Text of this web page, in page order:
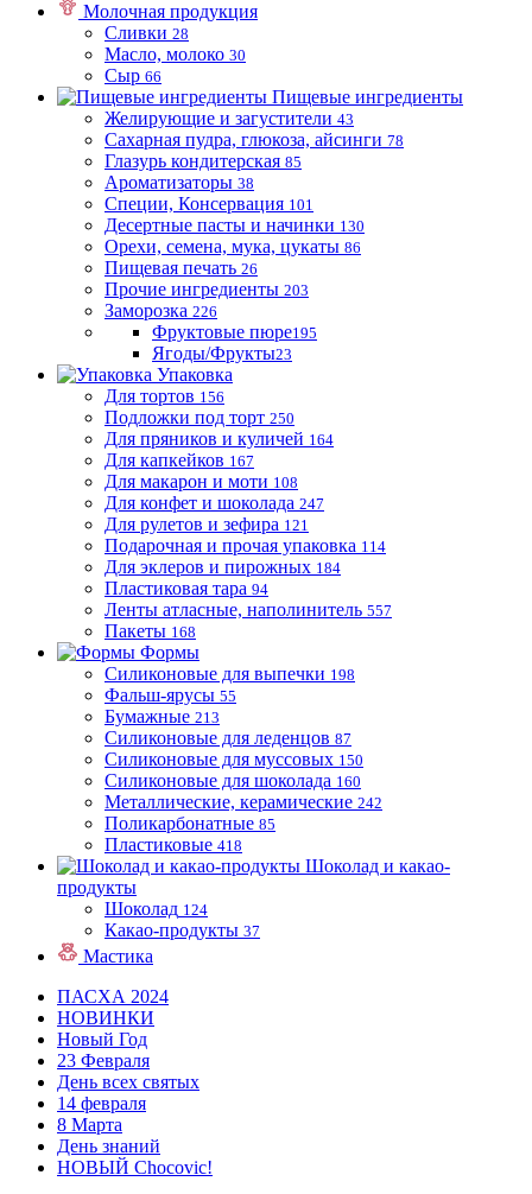
Молочная продукция
Сливки 28
Масло, молоко 30
Сыр 66
Пищевые ингредиенты
Желирующие и загустители 43
Сахарная пудра, глюкоза, айсинги 78
Глазурь кондитерская 85
Ароматизаторы 38
Специи, Консервация 101
Десертные пасты и начинки 130
Орехи, семена, мука, цукаты 86
Пищевая печать 26
Прочие ингредиенты 203
Заморозка 226
Фруктовые пюре195
Ягоды/Фрукты23
Упаковка
Для тортов 156
Подложки под торт 250
Для пряников и куличей 164
Для капкейков 167
Для макарон и моти 108
Для конфет и шоколада 247
Для рулетов и зефира 121
Подарочная и прочая упаковка 114
Для эклеров и пирожных 184
Пластиковая тара 94
Ленты атласные, наполинитель 557
Пакеты 168
Формы
Силиконовые для выпечки 198
Фальш-ярусы 55
Бумажные 213
Силиконовые для леденцов 87
Силиконовые для муссовых 150
Силиконовые для шоколада 160
Металлические, керамические 242
Поликарбонатные 85
Пластиковые 418
Шоколад и какао-
продукты
Шоколад 124
Какао-продукты 37
Мастика
ПАСХА 2024
НОВИНКИ
Новый Год
23 Февраля
День всех святых
14 февраля
8 Марта
День знаний
НОВЫЙ Chocovic!